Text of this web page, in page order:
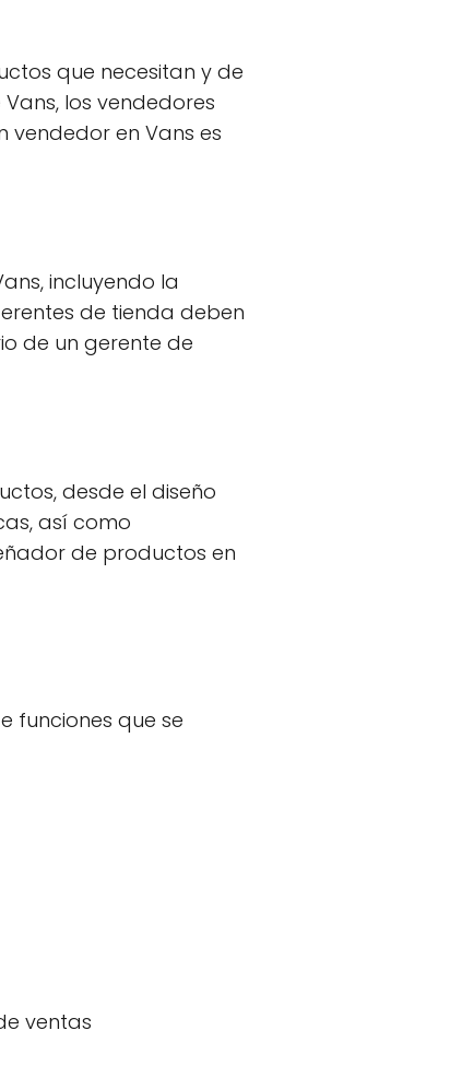
que necesitan y de
los vendedores
vendedor en Vans es
incluyendo la
de tienda deben
de un gerente de
desde el diseño
así como
de productos en
funciones que se
ventas